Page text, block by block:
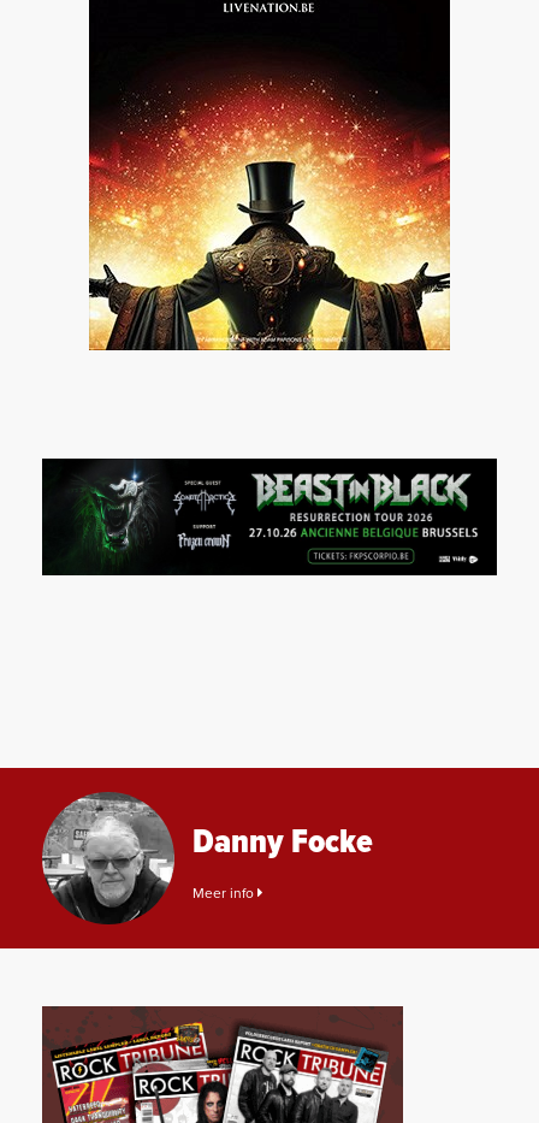
Danny Focke
Meer info